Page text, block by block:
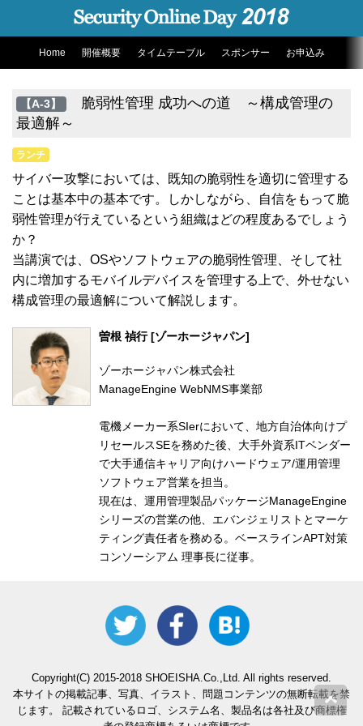
Home 開催概要 タイムテーブル スポンサー お申込み
【A-3】
脆弱性管理 成功への道 ～構成管理の
最適解～
ランチ
サイバー攻撃においては、既知の脆弱性を適切に管理する
ことは基本中の基本です。しかしながら、自信をもって脆
弱性管理が行えているという組織はどの程度あるでしょう
か？
当講演では、OSやソフトウェアの脆弱性管理、そして社
内に増加するモバイルデバイスを管理する上で、外せない
構成管理の最適解について解説します。
曽根 禎行 [ゾーホージャパン]
ゾーホージャパン株式会社
ManageEngine WebNMS事業部
電機メーカー系SIerにおいて、地方自治体向けプ
リセールスSEを務めた後、大手外資系ITベンダー
で大手通信キャリア向けハードウェア/運用管理
ソフトウェア営業を担当。
現在は、運用管理製品パッケージManageEngine
シリーズの営業の他、エバンジェリストとマーケ
ティング責任者を務める。ベースラインAPT対策
コンソーシアム 理事長に従事。
Copyright(C) 2015-2018 SHOEISHA.Co.,Ltd. All rights reserved.
本サイトの掲載記事、写真、イラスト、問題コンテンツの無断転載を禁
じます。 記載されているロゴ、システム名、製品名は各社及び商標権